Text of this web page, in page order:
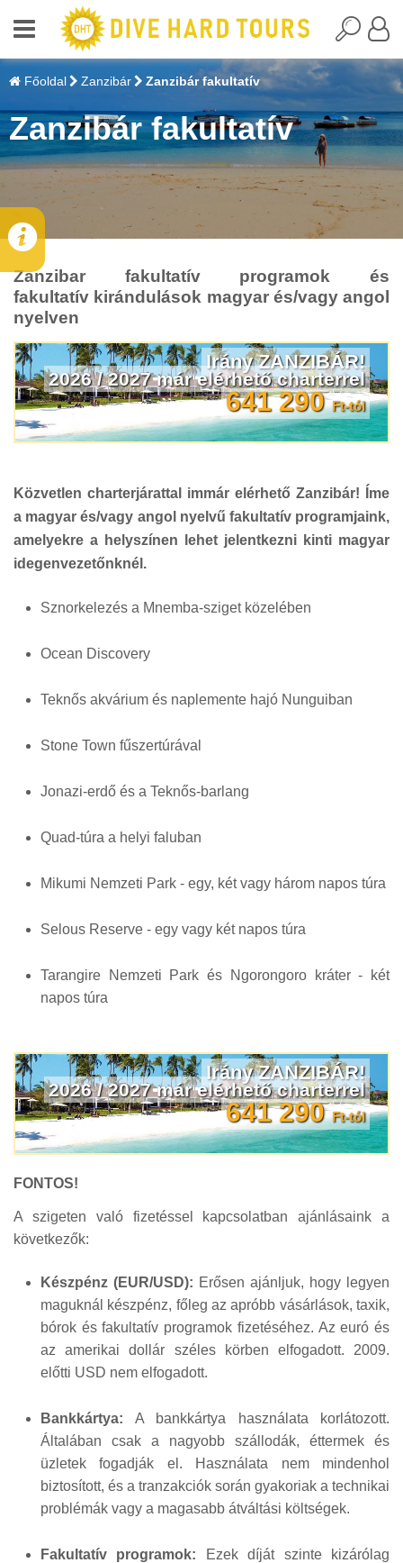
Főoldal Zanzibár Zanzibár fakultatív
Zanzibár fakultatív
Zanzibar fakultatív programok és
fakultatív kirándulások magyar és/vagy angol
nyelven
Irány ZANZIBÁR!
2026 / 2027 már elérhető charterrel
641 290Ft-tól
Közvetlen charterjárattal immár elérhető Zanzibár! Íme
a magyar és/vagy angol nyelvű fakultatív programjaink,
amelyekre a helyszínen lehet jelentkezni kinti magyar
idegenvezetőnknél.
Sznorkelezés a Mnemba-sziget közelében
Ocean Discovery
Teknős akvárium és naplemente hajó Nunguiban
Stone Town fűszertúrával
Jonazi-erdő és a Teknős-barlang
Quad-túra a helyi faluban
Mikumi Nemzeti Park - egy, két vagy három napos túra
Selous Reserve - egy vagy két napos túra
Tarangire Nemzeti Park és Ngorongoro kráter - két
napos túra
Irány ZANZIBÁR!
2026 / 2027 már elérhető charterrel
641 290Ft-tól
FONTOS!
A szigeten való fizetéssel kapcsolatban ajánlásaink a
következők:
Készpénz (EUR/USD): Erősen ajánljuk, hogy legyen
maguknál készpénz, főleg az apróbb vásárlások, taxik,
bórok és fakultatív programok fizetéséhez. Az euró és
az amerikai dollár széles körben elfogadott. 2009.
előtti USD nem elfogadott.
Bankkártya: A bankkártya használata korlátozott.
Általában csak a nagyobb szállodák, éttermek és
üzletek fogadják el. Használata nem mindenhol
biztosított, és a tranzakciók során gyakoriak a technikai
problémák vagy a magasabb átváltási költségek.
Fakultatív programok: Ezek díját szinte kizárólag